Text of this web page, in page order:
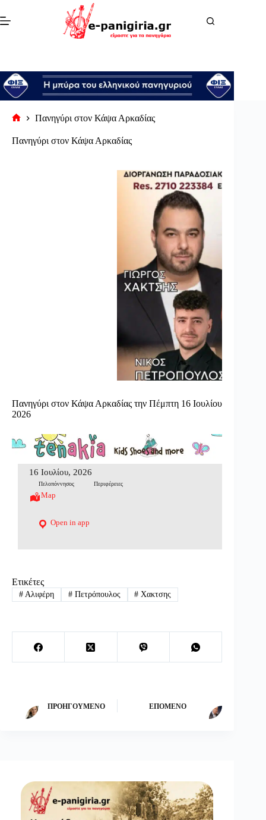
στο
περιεχόμενο
σελίδα
Πανηγύρι στον Κάψα Αρκαδίας
Πανηγύρι στον Κάψα Αρκαδίας
Πανηγύρι στον Κάψα Αρκαδίας την Πέμπτη 16 Ιουλίου
2026
16 Ιουλίου, 2026
Πελοπόννησος Περιφέρειες
Map
Open in app
Ετικέτες
#Αλιφέρη #Πετρόπουλος # Χακτσης
ΠΡΟΗΓΟΎΜΕΝΟ ΕΠΌΜΕΝΟ